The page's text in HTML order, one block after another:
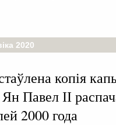
2020
копія
Павел ІІ
2000 года